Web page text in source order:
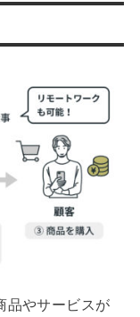
品やサービスが